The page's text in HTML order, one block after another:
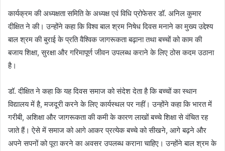
कार्यक्रम की अध्यक्षता समिति के अध्यक्ष एवं विधि प्रोफेसर डॉ. अनिल कुमार
दीक्षित ने की। उन्होंने कहा कि विश्व बाल श्रम निषेध दिवस मनाने का मुख्य उद्देश्य
बाल श्रम की बुराई के प्रति वैश्विक जागरूकता बढ़ाना तथा बच्चों को काम की
बजाय शिक्षा, सुरक्षा और गरिमापूर्ण जीवन उपलब्ध कराने के लिए ठोस कदम उठाना
है।
डॉ. दीक्षित ने कहा कि यह दिवस समाज को संदेश देता है कि बच्चों का स्थान
विद्यालय में है, मजदूरी करने के लिए कार्यस्थल पर नहीं। उन्होंने कहा कि भारत में
गरीबी, अशिक्षा और जागरूकता की कमी के कारण लाखों बच्चे शिक्षा से वंचित रह
जाते हैं। ऐसे में समाज को आगे आकर प्रत्येक बच्चे को सीखने, आगे बढ़ने और
अपने सपनों को पूरा करने का अवसर उपलब्ध कराना चाहिए। उन्होंने बाल श्रम के